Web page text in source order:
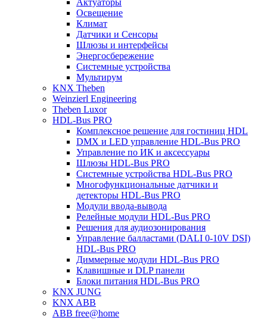
Освещение
Климат
Датчики и Сенсоры
Шлюзы и интерфейсы
Энергосбережение
Системные устройства
Мультирум
KNX Theben
Weinzierl Engineering
Theben Luxor
HDL-Bus PRO
Комплексное решение для гостиниц HDL
DMX и LED управление HDL-Bus PRO
Управление по ИК и аксессуары
Шлюзы HDL-Bus PRO
Системные устройства HDL-Bus PRO
Многофункциональные датчики и
детекторы HDL-Bus PRO
Модули ввода-вывода
Релейные модули HDL-Bus PRO
Решения для аудиозонирования
Управление балластами (DALI 0-10V DSI)
HDL-Bus PRO
Диммерные модули HDL-Bus PRO
Клавишные и DLP панели
Блоки питания HDL-Bus PRO
KNX JUNG
KNX ABB
ABB free@home